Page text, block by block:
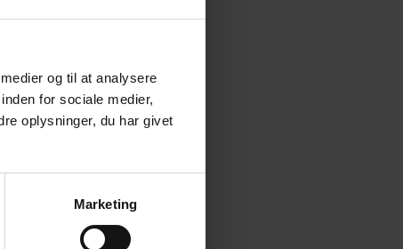
og til at analysere
for sociale medier,
oplysninger, du har givet
Marketing